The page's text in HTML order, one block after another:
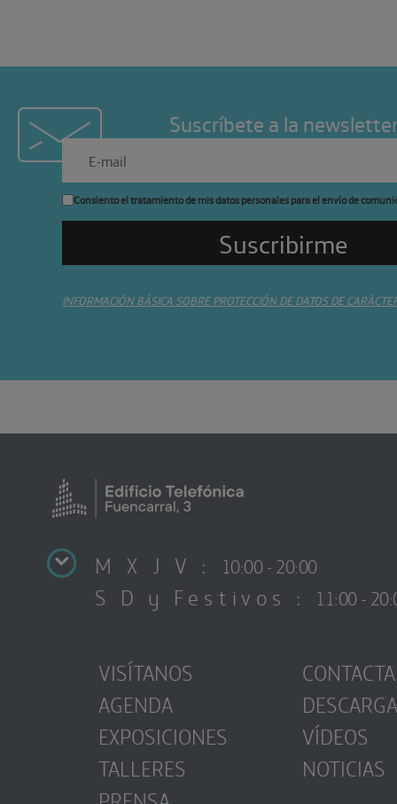
Suscríbete a la
Consiento el tratamiento de mis datos personales para el envío de
INFORMACIÓN BÁSICA SOBRE PROTECCIÓN DE DATOS DE
M X J V : 10:00 - 20:00
S D y Festivos : 11:00 -
VISÍTANOS
AGENDA
EXPOSICIONES
TALLERES
CONTACTA
VÍDEOS
NOTICIAS